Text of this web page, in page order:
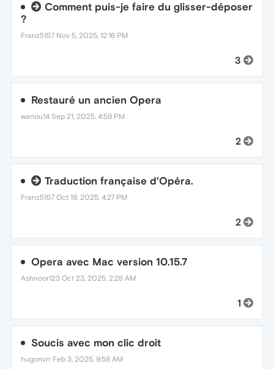
Comment puis-je faire du glisser-déposer
?
Franz5157 Nov 5, 2025, 12:16 PM
3
Restauré un ancien Opera
wanou14 Sep 21, 2025, 4:59 PM
2
Traduction française d'Opéra.
Franz5157 Oct 19, 2025, 4:27 PM
2
Opera avec Mac version 10.15.7
Ashnoor123 Oct 23, 2025, 2:28 AM
1
Soucis avec mon clic droit
hugonvrr Feb 3, 2025, 9:58 AM